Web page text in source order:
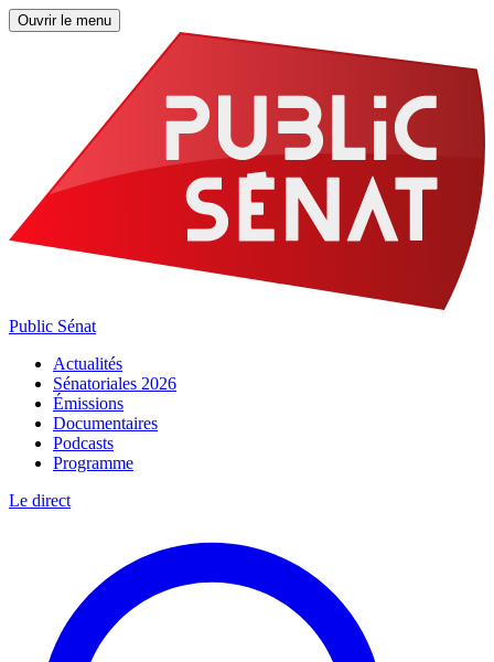
Ouvrir le menu
Public Sénat
Actualités
Sénatoriales 2026
Émissions
Documentaires
Podcasts
Programme
Le direct